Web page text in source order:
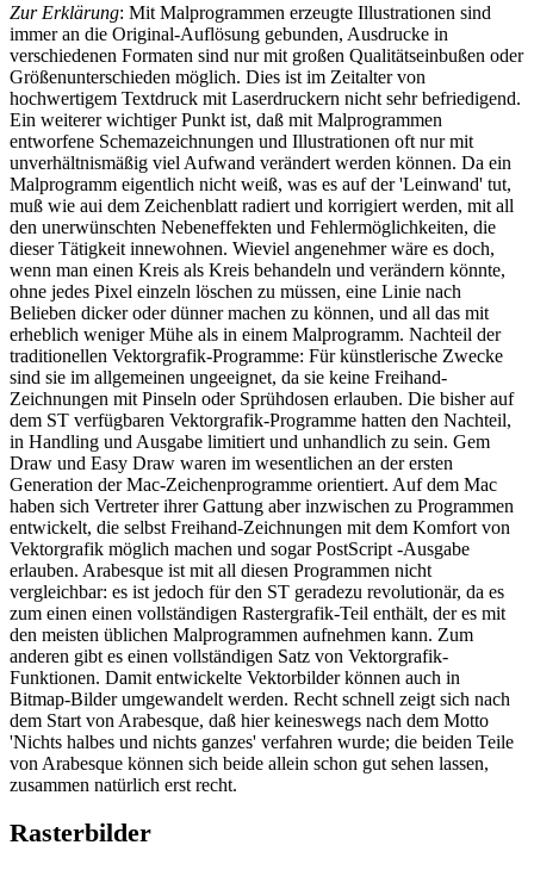
Zur Erklärung: Mit Malprogrammen erzeugte Illustrationen sind
immer an die Original-Auflösung gebunden, Ausdrucke in
verschiedenen Formaten sind nur mit großen Qualitätseinbußen oder
Größenunterschieden möglich. Dies ist im Zeitalter von
hochwertigem Textdruck mit Laserdruckern nicht sehr befriedigend.
Ein weiterer wichtiger Punkt ist, daß mit Malprogrammen
entworfene Schemazeichnungen und Illustrationen oft nur mit
unverhältnismäßig viel Aufwand verändert werden können. Da ein
Malprogramm eigentlich nicht weiß, was es auf der 'Leinwand' tut,
muß wie aui dem Zeichenblatt radiert und korrigiert werden, mit all
den unerwünschten Nebeneffekten und Fehlermöglichkeiten, die
dieser Tätigkeit innewohnen. Wieviel angenehmer wäre es doch,
wenn man einen Kreis als Kreis behandeln und verändern könnte,
ohne jedes Pixel einzeln löschen zu müssen, eine Linie nach
Belieben dicker oder dünner machen zu können, und all das mit
erheblich weniger Mühe als in einem Malprogramm. Nachteil der
traditionellen Vektorgrafik-Programme: Für künstlerische Zwecke
sind sie im allgemeinen ungeeignet, da sie keine Freihand-
Zeichnungen mit Pinseln oder Sprühdosen erlauben. Die bisher auf
dem ST verfügbaren Vektorgrafik-Programme hatten den Nachteil,
in Handling und Ausgabe limitiert und unhandlich zu sein. Gem
Draw und Easy Draw waren im wesentlichen an der ersten
Generation der Mac-Zeichenprogramme orientiert. Auf dem Mac
haben sich Vertreter ihrer Gattung aber inzwischen zu Programmen
entwickelt, die selbst Freihand-Zeichnungen mit dem Komfort von
Vektorgrafik möglich machen und sogar PostScript -Ausgabe
erlauben. Arabesque ist mit all diesen Programmen nicht
vergleichbar: es ist jedoch für den ST geradezu revolutionär, da es
zum einen einen vollständigen Rastergrafik-Teil enthält, der es mit
den meisten üblichen Malprogrammen aufnehmen kann. Zum
anderen gibt es einen vollständigen Satz von Vektorgrafik-
Funktionen. Damit entwickelte Vektorbilder können auch in
Bitmap-Bilder umgewandelt werden. Recht schnell zeigt sich nach
dem Start von Arabesque, daß hier keineswegs nach dem Motto
'Nichts halbes und nichts ganzes' verfahren wurde; die beiden Teile
von Arabesque können sich beide allein schon gut sehen lassen,
zusammen natürlich erst recht.
Rasterbilder